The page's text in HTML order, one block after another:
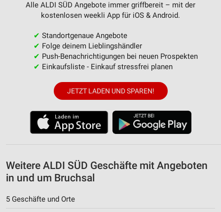
Alle ALDI SÜD Angebote immer griffbereit – mit der
kostenlosen weekli App für iOS & Android.
✔ Standortgenaue Angebote
✔ Folge deinem Lieblingshändler
✔ Push-Benachrichtigungen bei neuen Prospekten
✔ Einkaufsliste - Einkauf stressfrei planen
JETZT LADEN UND SPAREN!
Weitere ALDI SÜD Geschäfte mit Angeboten
in und um Bruchsal
5 Geschäfte und Orte